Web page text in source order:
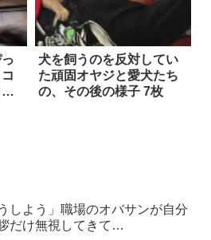
犬を飼うのを反対してい
た頑固オヤジと愛犬たち
の、その後の様子 7枚
うしよう」職場のオバサンが自分
だけ無視してきて…